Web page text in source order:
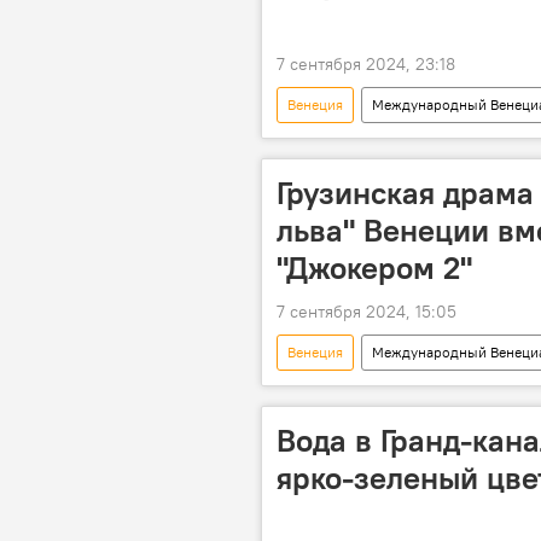
7 сентября 2024, 23:18
Венеция Международный
НОВОСТИ
Анджелина
Грузинская
льва" Венеции
"Джокером 2"
7 сентября 2024, 15:05
Венеция Международный
КУЛЬТУРА
НОВОСТИ
Вода в Гранд-
ярко-зеленый